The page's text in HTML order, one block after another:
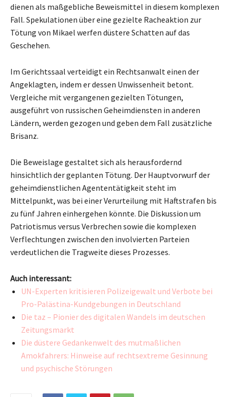
dienen als maßgebliche Beweismittel in diesem komplexen
Fall. Spekulationen über eine gezielte Racheaktion zur
Tötung von Mikael werfen düstere Schatten auf das
Geschehen.
Im Gerichtssaal verteidigt ein Rechtsanwalt einen der
Angeklagten, indem er dessen Unwissenheit betont.
Vergleiche mit vergangenen gezielten Tötungen,
ausgeführt von russischen Geheimdiensten in anderen
Ländern, werden gezogen und geben dem Fall zusätzliche
Brisanz.
Die Beweislage gestaltet sich als herausfordernd
hinsichtlich der geplanten Tötung. Der Hauptvorwurf der
geheimdienstlichen Agententätigkeit steht im
Mittelpunkt, was bei einer Verurteilung mit Haftstrafen bis
zu fünf Jahren einhergehen könnte. Die Diskussion um
Patriotismus versus Verbrechen sowie die komplexen
Verflechtungen zwischen den involvierten Parteien
verdeutlichen die Tragweite dieses Prozesses.
Auch interessant:
UN-Experten kritisieren Polizeigewalt und Verbote bei
Pro-Palästina-Kundgebungen in Deutschland
Die taz – Pionier des digitalen Wandels im deutschen
Zeitungsmarkt
Die düstere Gedankenwelt des mutmaßlichen
Amokfahrers: Hinweise auf rechtsextreme Gesinnung
und psychische Störungen